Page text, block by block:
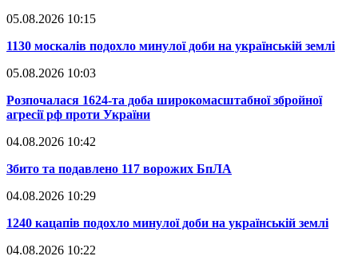
05.08.2026 10:15
​1130 москалів подохло минулої доби на українській землі
05.08.2026 10:03
​Розпочалася 1624-та доба широкомасштабної збройної
агресії рф проти України
04.08.2026 10:42
​Збито та подавлено 117 ворожих БпЛА
04.08.2026 10:29
​1240 кацапів подохло минулої доби на українській землі
04.08.2026 10:22